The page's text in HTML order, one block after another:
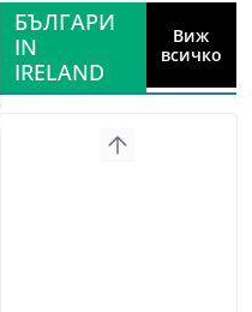
БЪЛГАРИ
IN
IRELAND
Виж
всичко